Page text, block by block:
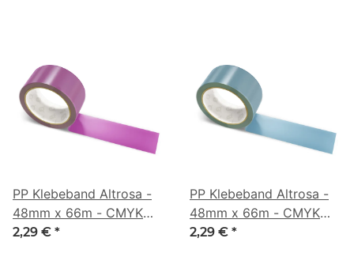
PP Klebeband Altrosa -
48mm x 66m - CMYK
0/63/9/49
2,29 € *
PP Klebeband Altrosa -
48mm x 66m - CMYK
43/16/0/45
2,29 € *